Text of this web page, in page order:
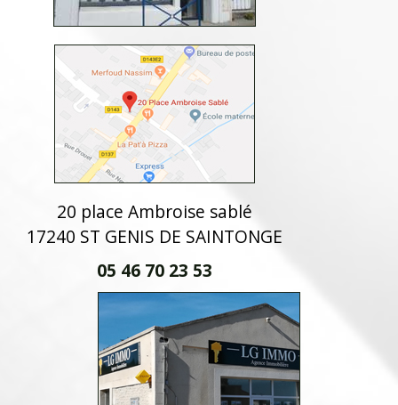
20 place Ambroise sablé
17240 ST GENIS DE SAINTONGE
05 46 70 23 53